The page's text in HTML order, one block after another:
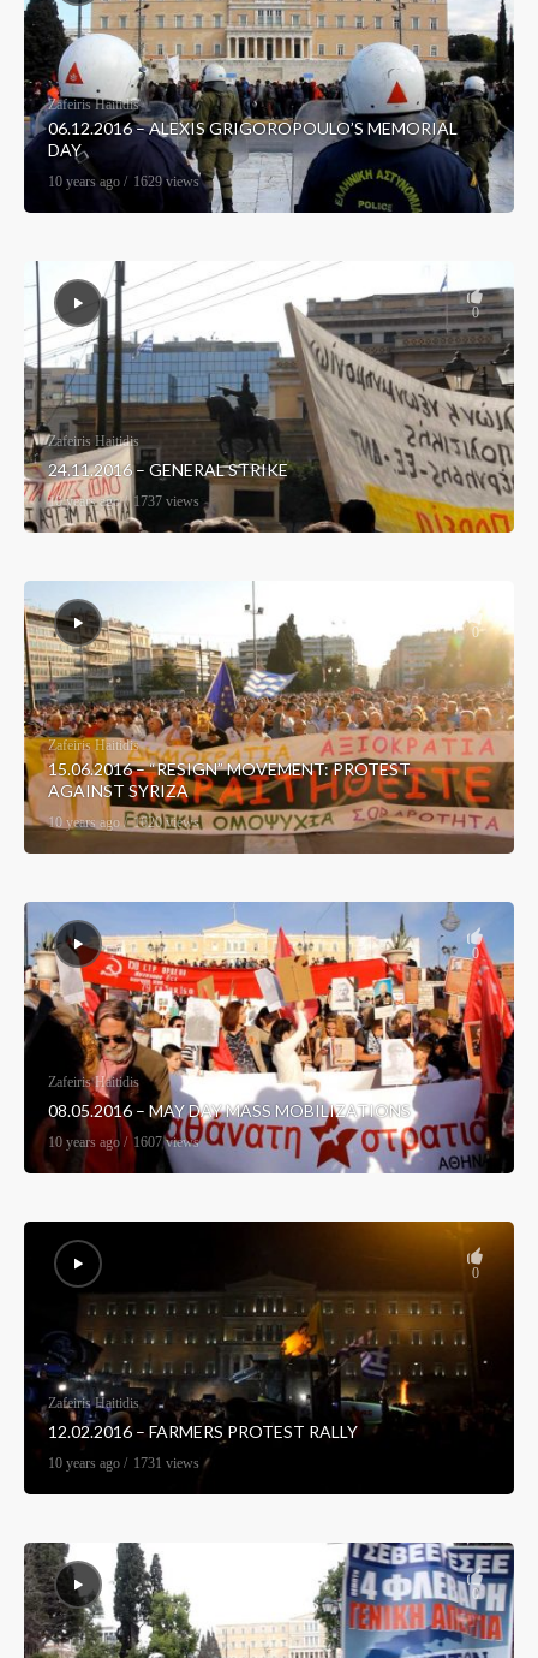
Zafeiris Haitidis
06.12.2016 – ALEXIS GRIGOROPOULO’S MEMORIAL
DAY
10 years ago 1629 views
0
Zafeiris Haitidis
24.11.2016 – GENERAL STRIKE
10 years ago 1737 views
0
Zafeiris Haitidis
15.06.2016 – “RESIGN” MOVEMENT: PROTEST
AGAINST SYRIZA
10 years ago 1620 views
0
Zafeiris Haitidis
08.05.2016 – MAY DAY MASS MOBILIZATIONS
10 years ago 1607 views
0
Zafeiris Haitidis
12.02.2016 – FARMERS PROTEST RALLY
10 years ago 1731 views
0